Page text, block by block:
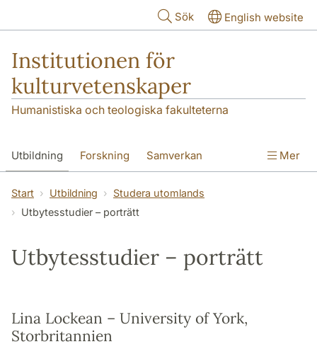
Sök English website
Institutionen för
kulturvetenskaper
Humanistiska och teologiska fakulteterna
Utbildning Forskning Samverkan
Om institutionen Kontakt
Mer
Start Utbildning
Studera utomlands
Utbytesstudier – porträtt
Utbytesstudier – porträtt
Lina Lockean – University of York,
Storbritannien